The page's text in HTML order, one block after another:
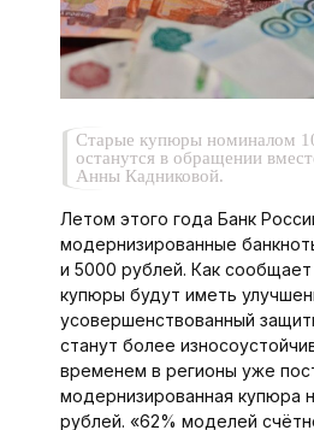
Старые купюры номиналом
останутся в обращении
Анны Кадниковой.
Летом этого года Банк
модернизированные
и 5000 рублей. Как
купюры будут иметь
усовершенствованный
станут более
временем в регионы уже
модернизированная купюра
рублей. «62% моделей